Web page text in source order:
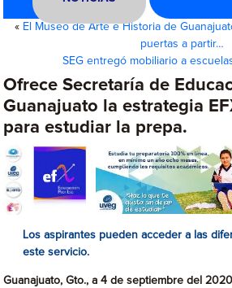
« El Museo de Arte e Historia de
puertas a partir…
SEG entregó mobiliario a
Ofrece Secretaría de
Guanajuato la estrategia
para estudiar la prepa.
Los aspirantes pueden acceder a las
este servicio.
Guanajuato, Gto., a 4 de septiembre del